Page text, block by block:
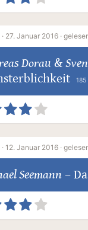
· 27. Januar 2016 ·
Dorau &
185
· 12. Januar 2016 ·
Seemann –